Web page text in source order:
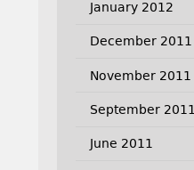
January 2012
December 2011
November 2011
September 2011
June 2011